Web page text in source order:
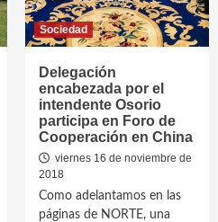
Sociedad
Delegación
encabezada por el
intendente Osorio
participa en Foro de
Cooperación en China
viernes 16 de noviembre de
2018
Como adelantamos en las
páginas de NORTE, una